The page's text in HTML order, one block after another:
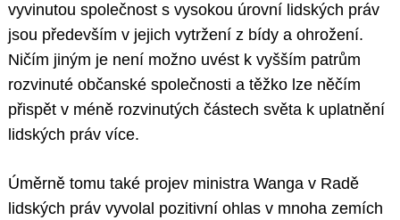
vyvinutou společnost s vysokou úrovní lidských práv
jsou především v jejich vytržení z bídy a ohrožení.
Ničím jiným je není možno uvést k vyšším patrům
rozvinuté občanské společnosti a těžko lze něčím
přispět v méně rozvinutých částech světa k uplatnění
lidských práv více.
Úměrně tomu také projev ministra Wanga v Radě
lidských práv vyvolal pozitivní ohlas v mnoha zemích